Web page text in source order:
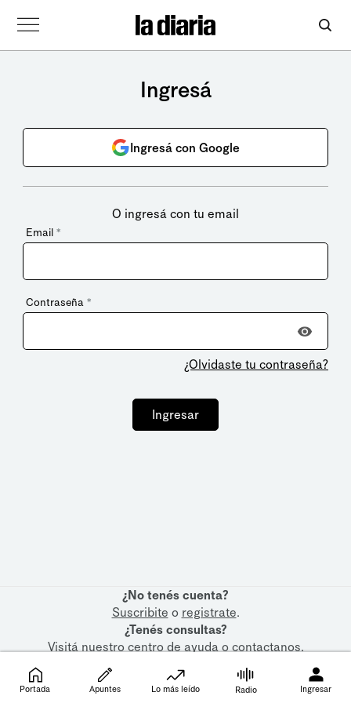
Ingresá
Ingresá con Google
O ingresá con tu email
Email *
Contraseña *
¿Olvidaste tu contraseña?
Ingresar
¿No tenés cuenta?
Suscribite o registrate.
¿Tenés consultas?
Visitá nuestrocentro de ayudaocontactanos.
Portada Apuntes Lo más leído Radio Ingresar